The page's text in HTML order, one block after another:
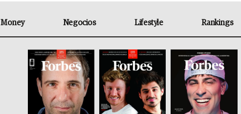
Money Negocios Lifestyle Rankings